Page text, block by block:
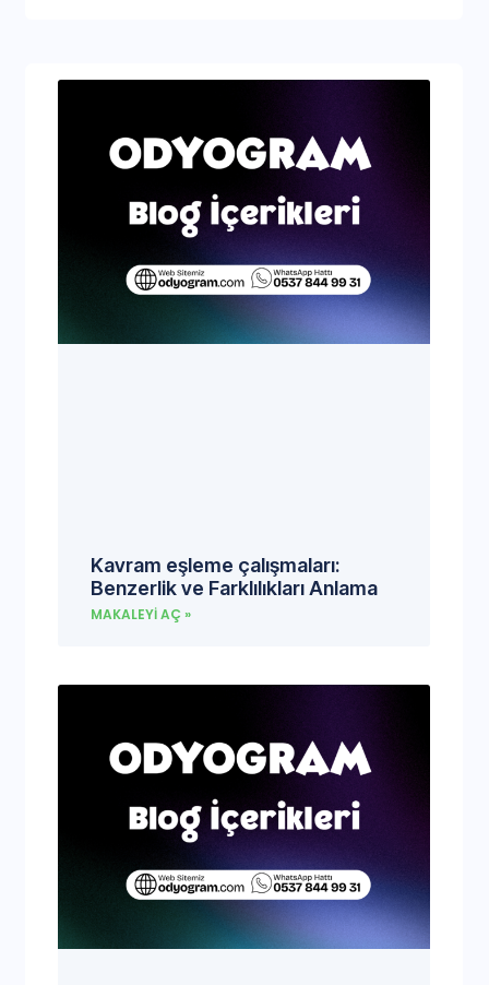
Kavram eşleme çalışmaları:
Benzerlik ve Farklılıkları Anlama
MAKALEYI AÇ »